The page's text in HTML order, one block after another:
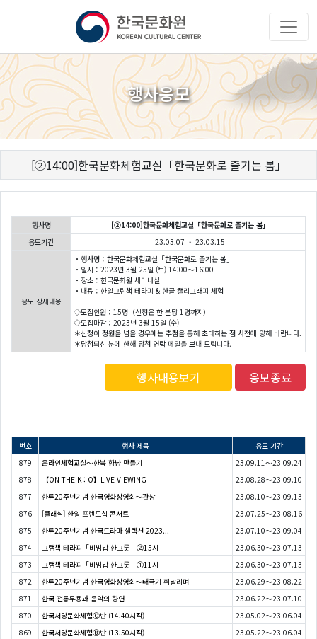
행사응모
[②14:00]한국문화체험교실「한국문화로 즐기는 봄」
행사명
[②14:00]한국문화체험교실「한국문화로 즐기는 봄」
응모기간
23.03.07 - 23.03.15
응모 상세내용
・행사명：한국문화체험교실「한국문화로 즐기는 봄」
・일시：2023년 3월 25일 (토) 14:00～16:00
・장소：한국문화원 세미나실
・내용：한일그림책 테라피 & 한글 캘리그래피 체험
◇모집인원：15명（신청은 한 분당 1명까지）
◇모집마감：2023년 3월 15일 (수)
＊신청이 정원을 넘을 경우에는 추첨을 통해 초대하는 점 사전에 양해 바랍니다.
＊당첨되신 분에 한해 당첨 연락 메일을 보내 드립니다.
행사내용보기 응모종료
번호 행사 제목
응모 기간
879
온라인체험교실〜한복 향냥 만들기
23.09.11～23.09.24
878
【ON THE K : O】LIVE VIEWING
23.08.28～23.09.10
877
한류20주년기념 한국영화상영회〜관상
23.08.10～23.09.13
876
[클래식] 한일 프렌드십 콘서트
23.07.25～23.08.16
875
한류20주년기념 한국드라마 셀렉션 2023...
23.07.10～23.09.04
874
그램책 테라피「비빔밥 한그릇」②15시
23.06.30～23.07.13
873
그램책 테라피「비빔밥 한그릇」①11시
23.06.30～23.07.13
872
한류20주년기념 한국영화상영회〜태극기 휘날리며
23.06.29～23.08.22
871
한국 전통무용과 음악의 향연
23.06.22～23.07.10
870
한국서당문화체험Ⓒ반 (14:40시작)
23.05.02～23.06.04
869
한국서당문화체험Ⓑ반 (13:50시작)
23.05.22～23.06.04